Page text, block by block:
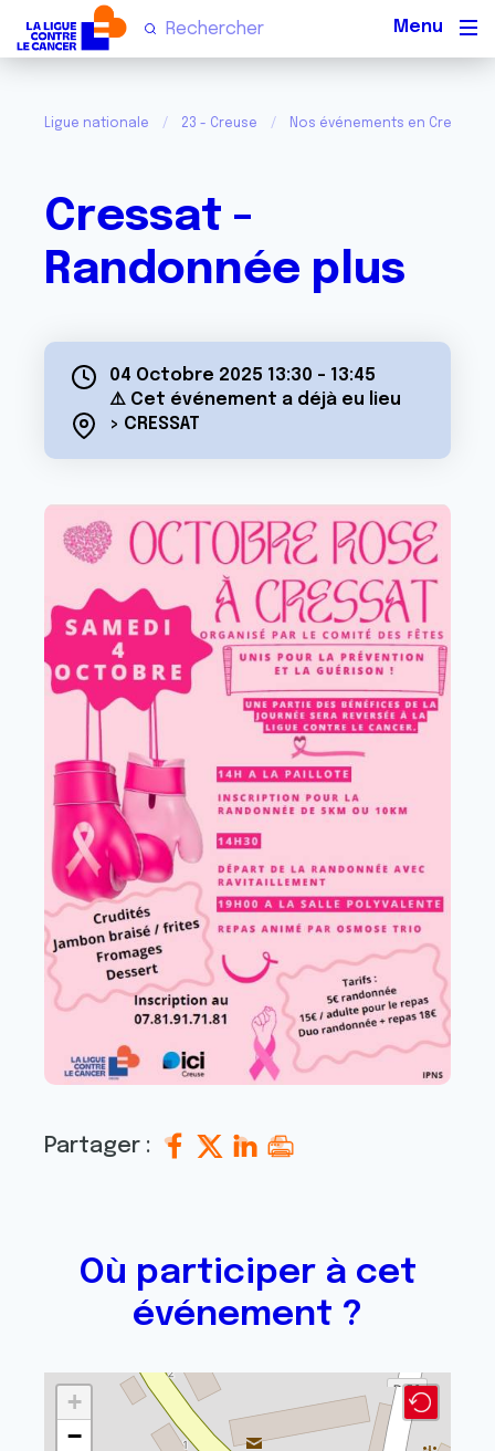
Ligue nationale 23 - Creuse Nos événements en Creuse
Cressat -
Randonnée plus
04 Octobre 2025 13:30 - 13:45
⚠️ Cet événement a déjà eu lieu
> CRESSAT
Partager :
Où participer à cet
événement ?
+
−